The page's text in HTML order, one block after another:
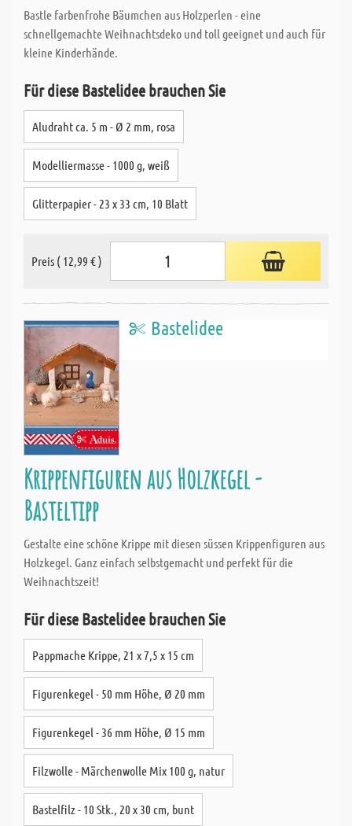
Bastle farbenfrohe Bäumchen aus Holzperlen - eine
schnellgemachte Weihnachtsdeko und toll geeignet und auch für
kleine Kinderhände.
Für diese Bastelidee brauchen Sie
Aludraht ca. 5 m - Ø 2 mm, rosa
Modelliermasse - 1000 g, weiß
Glitterpapier - 23 x 33 cm, 10 Blatt
Preis ( 12,99 € )
Bastelidee
Krippenfiguren aus Holzkegel -
Basteltipp
Gestalte eine schöne Krippe mit diesen süssen Krippenfiguren aus
Holzkegel. Ganz einfach selbstgemacht und perfekt für die
Weihnachtszeit!
Für diese Bastelidee brauchen Sie
Pappmache Krippe, 21 x 7,5 x 15 cm
Figurenkegel - 50 mm Höhe, Ø 20 mm
Figurenkegel - 36 mm Höhe, Ø 15 mm
Filzwolle - Märchenwolle Mix 100 g, natur
Bastelfilz - 10 Stk., 20 x 30 cm, bunt